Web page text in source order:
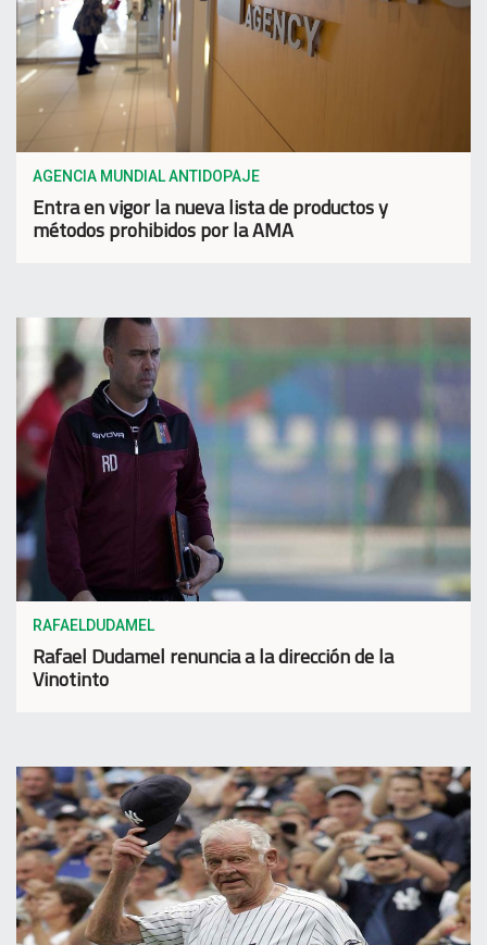
AGENCIA MUNDIAL ANTIDOPAJE
Entra en vigor la nueva lista de productos y
métodos prohibidos por la AMA
RAFAELDUDAMEL
Rafael Dudamel renuncia a la dirección de la
Vinotinto